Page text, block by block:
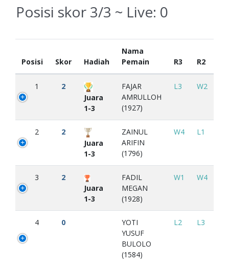
Posisi skor 3/3 ~ Live: 0
Posisi Skor Hadiah
Nama
Pemain
R3 R2
1
2
Juara
1-3
FAJAR
AMRULLOH
(1927)
L3 W2
2
2
Juara
1-3
ZAINUL
ARIFIN
(1796)
W4 L1
3
2
Juara
1-3
FADIL
MEGAN
(1928)
W1 W4
4 0
YOTI
YUSUF
BULOLO
(1584)
L2 L3